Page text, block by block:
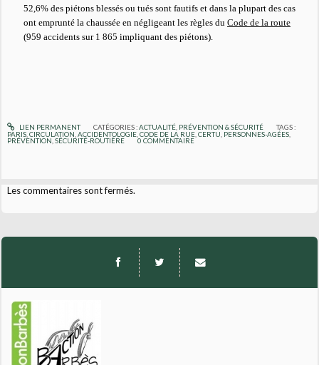
52,6% des piétons blessés ou tués sont fautifs et dans la plupart des cas
ont emprunté la chaussée en négligeant les règles du Code de la route
(959 accidents sur 1 865 impliquant des piétons).
LIEN PERMANENT CATÉGORIES :ACTUALITÉ, PRÉVENTION & SÉCURITÉ
TAGS :
PARIS ,CIRCULATION ,ACCIDENTOLOGIE ,CODE DE LA RUE ,CERTU PERSONNES-AGÉES
PRÉVENTION ,SÉCURITÉ-ROUTIÈRE 0 COMMENTAIRE
Les commentaires sont fermés.